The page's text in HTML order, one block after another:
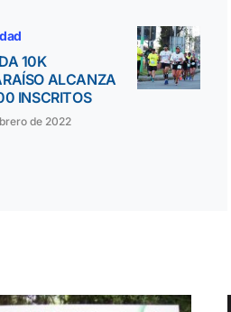
10K
ALCANZA
INSCRITOS
de 2022